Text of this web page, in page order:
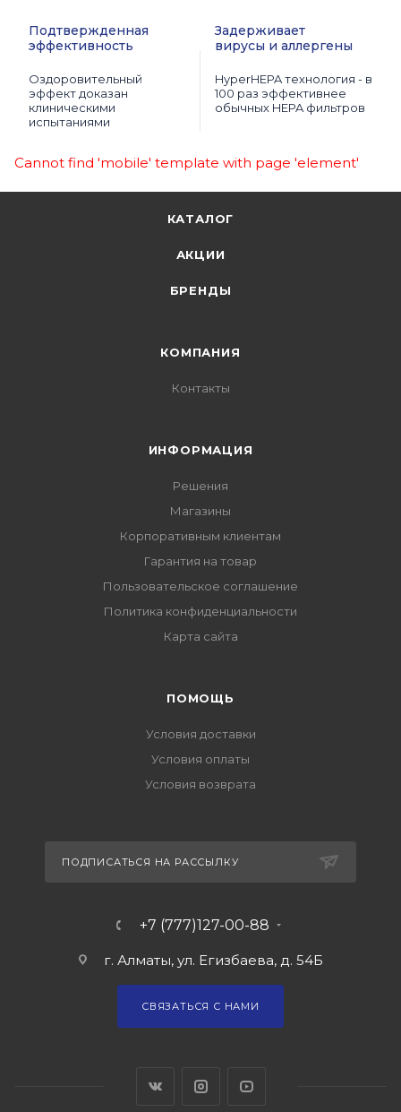
Подтвержденная
эффективность
Оздоровительный
эффект доказан
клиническими
испытаниями
Задерживает
вирусы и аллергены
HyperHEPA технология - в
100 раз эффективнее
обычных HEPA фильтров
Cannot find 'mobile' template with page 'element'
КАТАЛОГ
АКЦИИ
БРЕНДЫ
КОМПАНИЯ
Контакты
ИНФОРМАЦИЯ
Решения
Магазины
Корпоративным клиентам
Гарантия на товар
Пользовательское соглашение
Политика конфиденциальности
Карта сайта
ПОМОЩЬ
Условия доставки
Условия оплаты
Условия возврата
ПОДПИСАТЬСЯ НА РАССЫЛКУ
+7 (777)127-00-88
г. Алматы, ул. Егизбаева, д. 54Б
СВЯЗАТЬСЯ С НАМИ